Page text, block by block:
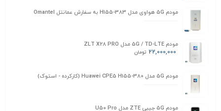
مودم 5G هواوی مدل H155-383 به سفارش عمانتل Omantel
مودم 5G / TD-LTE مدل ZLT X28 PRO
22,000,000 تومان
مودم 5G مدل Huawei CPE5 H155-380 (کارکرده - استوک)
مودم 5G جیبی ZTE مدل U50 Pro